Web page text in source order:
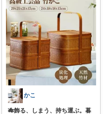
かこ
🎋飾る、しまう、持ち運ぶ。暮